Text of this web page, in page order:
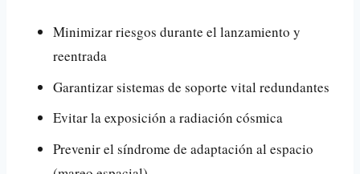
Minimizar riesgos durante el lanzamiento y
reentrada
Garantizar sistemas de soporte vital redundantes
Evitar la exposición a radiación cósmica
Prevenir el síndrome de adaptación al espacio